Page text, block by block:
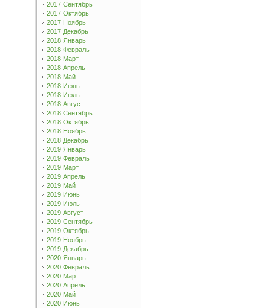
2017 Сентябрь
2017 Октябрь
2017 Ноябрь
2017 Декабрь
2018 Январь
2018 Февраль
2018 Март
2018 Апрель
2018 Май
2018 Июнь
2018 Июль
2018 Август
2018 Сентябрь
2018 Октябрь
2018 Ноябрь
2018 Декабрь
2019 Январь
2019 Февраль
2019 Март
2019 Апрель
2019 Май
2019 Июнь
2019 Июль
2019 Август
2019 Сентябрь
2019 Октябрь
2019 Ноябрь
2019 Декабрь
2020 Январь
2020 Февраль
2020 Март
2020 Апрель
2020 Май
2020 Июнь